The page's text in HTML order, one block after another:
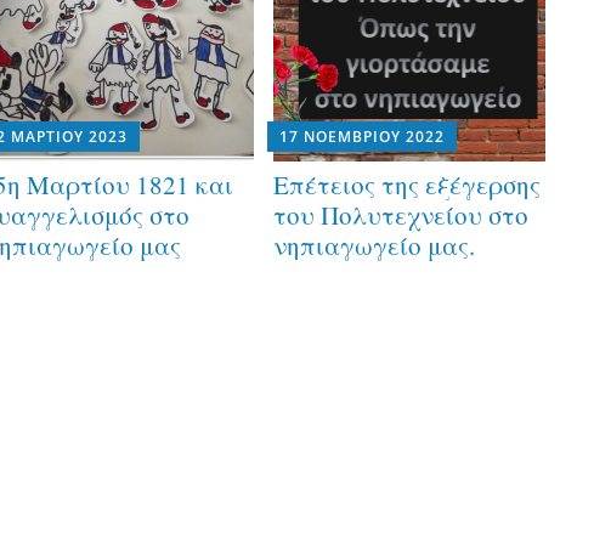
ΜΑΡΤΊΟΥ 2023
Μαρτίου 1821 και
στο
μας
17 ΝΟΕΜΒΡΊΟΥ 2022
Επέτειος της εξέγερσης
του Πολυτεχνείου στο
νηπιαγωγείο μας.